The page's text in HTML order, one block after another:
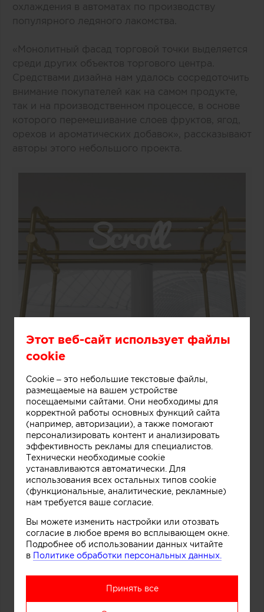
охлаждения в автоматах по производству
популярного ледяного лакомства.
«Монолитный фасад торговой точки выделяется
среди других объектов торгового центра.
Средствами дизайна нам удалось сосредоточить
внимание покупателей как на самом продукте,
так и на производственном процессе, в основе
которого перемешивание слоев фруктов, ягод,
орехов и ароматических добавок», рассказывают
авторы этого небольшого проекта.
Этот веб-сайт использует файлы
cookie
Cookie – это небольшие текстовые файлы,
размещаемые на вашем устройстве
посещаемыми сайтами. Они необходимы для
корректной работы основных функций сайта
(например, авторизации), а также помогают
персонализировать контент и анализировать
эффективность рекламы для специалистов.
Технически необходимые cookie
устанавливаются автоматически. Для
использования всех остальных типов cookie
(функциональные, аналитические, рекламные)
нам требуется ваше согласие.
Вы можете изменить настройки или отозвать
согласие в любое время во всплывающем окне.
Подробнее об использовании данных читайте
в Политике обработки персональных данных.
Принять все